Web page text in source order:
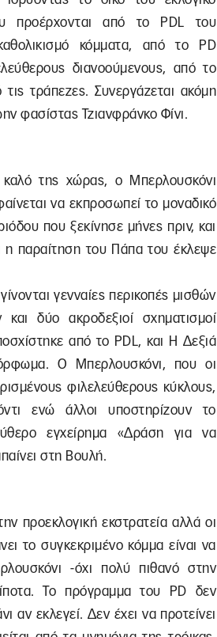
προέρχονται από το PDL του
κόμματα, από το PD
διανοούμενους, από το
τις τράπεζες. Συνεργάζεται ακόμη
φασίστας Τζιανφράνκο Φίνι.
της χώρας, ο Μπερλουσκόνι
να εκπροσωπεί το μοναδικό
που ξεκίνησε μήνες πριν, και
η παραίτηση του Πάπα του έκλεψε
γενναίες περικοπές μισθών
δύο ακροδεξιοί σχηματισμοί
από το PDL, και Η Δεξιά
Ο Μπερλουσκόνι, που οι
φιλελεύθερους κύκλους,
ενώ άλλοι υποστηρίζουν το
εγχείρημα «Δράση για να
στη Βουλή.
προεκλογική εκστρατεία αλλά οι
το συγκεκριμένο κόμμα είναι να
-όχι πολύ πιθανό στην
Το πρόγραμμα του PD δεν
αν εκλεγεί. Δεν έχει να προτείνει